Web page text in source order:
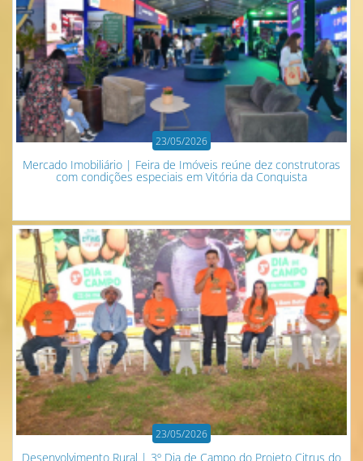
23/05/2026
Mercado Imobiliário | Feira de Imóveis reúne dez construtoras
com condições especiais em Vitória da Conquista
23/05/2026
Desenvolvimento Rural | 3º Dia de Campo do Projeto Citrus do